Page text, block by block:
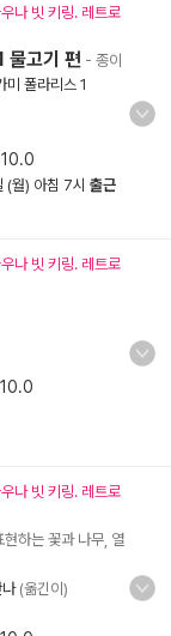
나 빗 키링. 레트로
물고기 편 - 종이
미 폴라리스 1
10.0
(월) 아침 7시 출근
나 빗 키링. 레트로
10.0
나 빗 키링. 레트로
하는 꽃과 나무, 열
(옮긴이)